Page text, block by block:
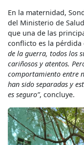
En la maternidad,
del Ministerio de
que una de las
conflicto es la pérdida
de la guerra, todos los
cariñosos y atentos.
comportamiento entre
han sido separadas y
es seguro”, concluye.